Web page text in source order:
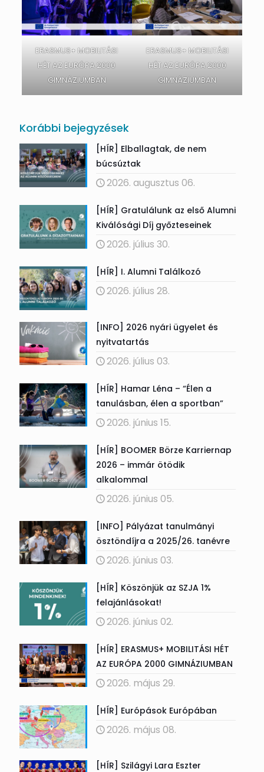
ERASMUS+ MOBILITÁSI
HÉT AZ EURÓPA 2000
GIMNÁZIUMBAN
ERASMUS+ MOBILITÁSI
HÉT AZ EURÓPA 2000
GIMNÁZIUMBAN
Korábbi bejegyzések
[HÍR] Elballagtak, de nem
búcsúztak
2026. augusztus 06.
[HÍR] Gratulálunk az első Alumni
Kiválósági Díj győzteseinek
2026. július 30.
[HÍR] I. Alumni Találkozó
2026. július 28.
[INFO] 2026 nyári ügyelet és
nyitvatartás
2026. július 03.
[HÍR] Hamar Léna – “Élen a
tanulásban, élen a sportban”
2026. június 15.
[HÍR] BOOMER Börze Karriernap
2026 – immár ötödik
alkalommal
2026. június 05.
[INFO] Pályázat tanulmányi
ösztöndíjra a 2025/26. tanévre
2026. június 03.
[HÍR] Köszönjük az SZJA 1%
felajánlásokat!
2026. június 02.
[HÍR] ERASMUS+ MOBILITÁSI HÉT
AZ EURÓPA 2000 GIMNÁZIUMBAN
2026. május 29.
[HÍR] Európások Európában
2026. május 08.
[HÍR] Szilágyi Lara Eszter